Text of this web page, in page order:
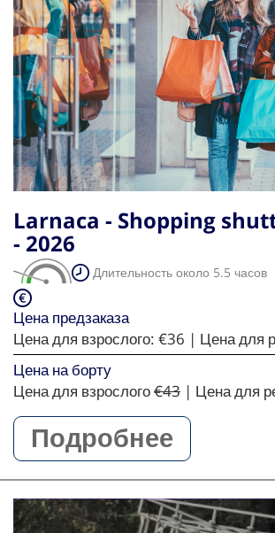
Larnaca - Shopping
- 2026
Длительность около 5.5 часов
Цена предзаказа
Цена для взрослого: €36 | Цена для
Цена на борту
Цена для взрослого€43 | Цена для
Подробнее